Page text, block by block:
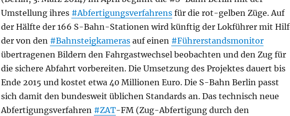
Umstellung ihres #Abfertigungsverfahrensfür die rot-gelben Züge. Auf
der Hälfte der 166 S-Bahn-Stationen wird künftig der Lokführer mit
der von den #Bahnsteigkamerasauf einen #Führerstandsmonitor
übertragenen Bildern den Fahrgastwechsel beobachten und den Zug für
die sichere Abfahrt vorbereiten. Die Umsetzung des Projektes dauert bis
Ende 2015 und kostet etwa 40 Millionen Euro. Die S-Bahn Berlin passt
sich damit den bundesweit üblichen Standards an. Das technisch neue
Abfertigungsverfahren #ZAT-FM (Zug-Abfertigung durch den